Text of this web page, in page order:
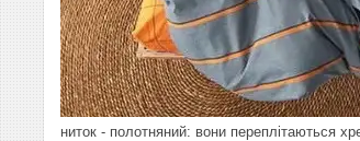
ниток - полотняний: вони переплітаються